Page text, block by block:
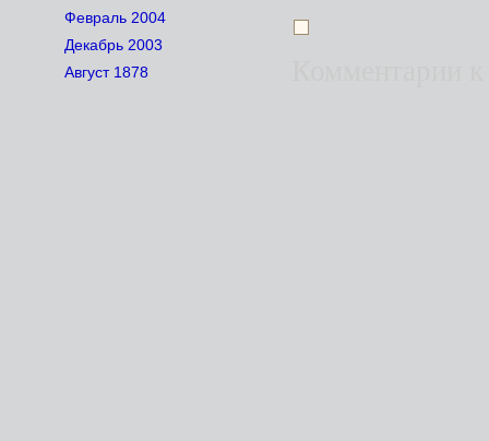
Февраль 2004
Декабрь 2003
Август 1878